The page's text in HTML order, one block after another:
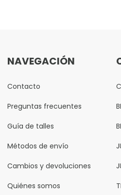
NAVEGACIÓN
Contacto
Preguntas frecuentes
Guía de talles
Métodos de envío
Cambios y devoluciones
Quiénes somos